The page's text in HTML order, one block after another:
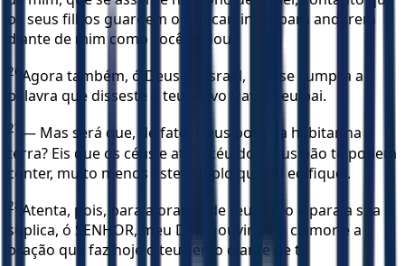
os seus filhos guardem o seu caminho, para andarem
diante de mim como você andou.”
26 Agora também, ó Deus de Israel, que se cumpra a
palavra que disseste a teu servo Davi, meu pai.
27 — Mas será que, de fato, Deus poderia habitar na
terra? Eis que os céus e até o céu dos céus não te podem
conter, muito menos este templo que eu edifiquei.
28 Atenta, pois, para a oração de teu servo e para a sua
súplica, ó SENHOR, meu Deus, ouvindo o clamor e a
oração que faz hoje o teu servo diante de ti.